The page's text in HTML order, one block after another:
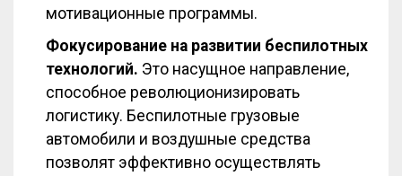
мотивационные программы.
Фокусирование на развитии беспилотных
технологий. Это насущное направление,
способное революционизировать
логистику. Беспилотные грузовые
автомобили и воздушные средства
позволят эффективно осуществлять